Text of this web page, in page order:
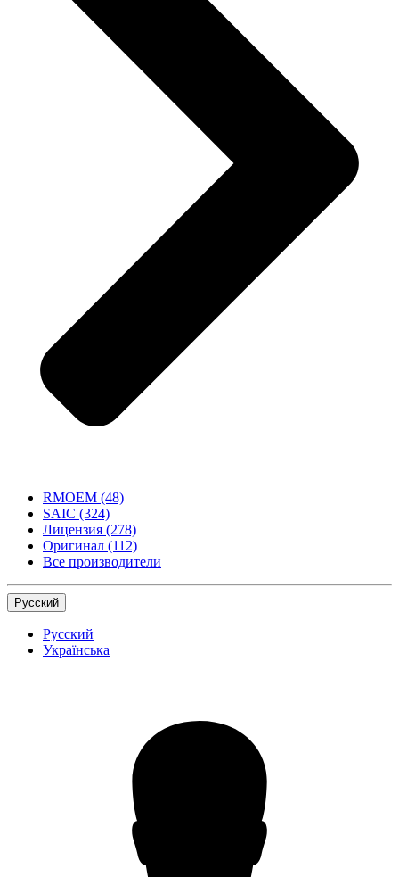
RMOEM (48)
SAIC (324)
Лицензия (278)
Оригинал (112)
Все производители
Русский
Русский
Українська